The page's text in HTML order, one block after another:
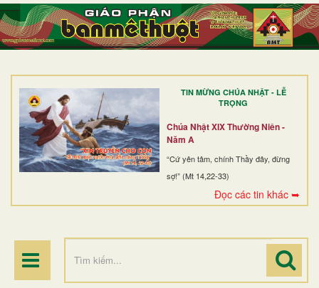
TIN MỪNG CHÚA NHẬT - LỄ
TRỌNG
Chúa Nhật XIX Thường Niên -
Năm A
“Cứ yên tâm, chính Thầy đây, đừng
sợ!” (Mt 14,22-33)
Đọc các tin khác ➥
TRANG NHẤT
GIỚI THIỆU
DÒNG TU
BAN MỤC VỤ
ĐOÀN THỂ CG
ĐIỂM HÀNH HƯƠNG